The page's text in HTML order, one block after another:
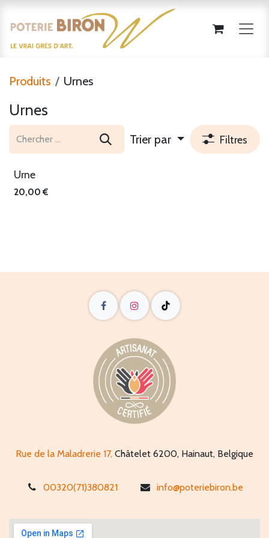
Produits Urnes
Urnes
Trier par Filtres
Urne
20,00 €
Rue de la Maladrerie 17, Châtelet 6200, Hainaut, Belgique
00320(71)380821 info@poteriebiron.be